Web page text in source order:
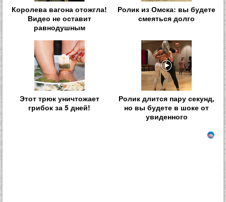
Королева вагона отожгла!
Видео не оставит
равнодушным
Ролик из Омска: вы будете
смеяться долго
Этот трюк уничтожает
грибок за 5 дней!
Ролик длится пару секунд,
но вы будете в шоке от
увиденного